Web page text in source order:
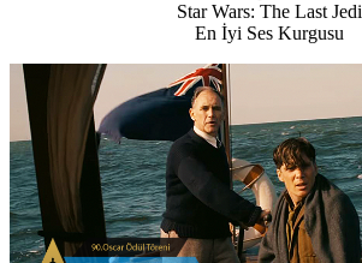
Star Wars: The Last Jedi
En İyi Ses Kurgusu